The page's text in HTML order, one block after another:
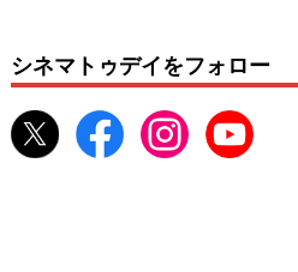
U-NEXTで見る
シネマトゥデイをフォロー